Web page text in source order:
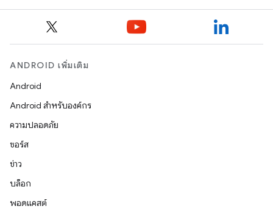
ANDROID เพิ่มเติม
Android
Android สำหรับองค์กร
ความปลอดภัย
ซอร์ส
ข่าว
บล็อก
พอดแคสต์